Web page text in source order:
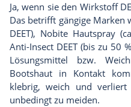
Ja, wenn sie den Wirkstoff
Das betrifft gängige Marken
DEET), Nobite Hautspray
Anti-Insect DEET (bis zu 50
Lösungsmittel bzw.
Bootshaut in Kontakt
klebrig, weich und
unbedingt zu meiden.